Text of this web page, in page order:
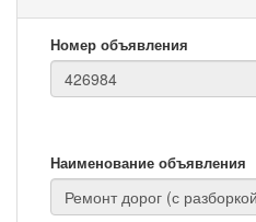
Номер объявления
Наименование объявления